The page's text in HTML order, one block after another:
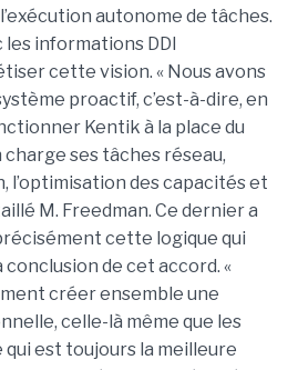
autonome de tâches.
les informations DDI
cette vision. « Nous avons
proactif, c’est-à-dire, en
Kentik à la place du
ses tâches réseau,
l’optimisation des capacités et
M. Freedman. Ce dernier a
cette logique qui
de cet accord. «
créer ensemble une
celle-là même que les
est toujours la meilleure